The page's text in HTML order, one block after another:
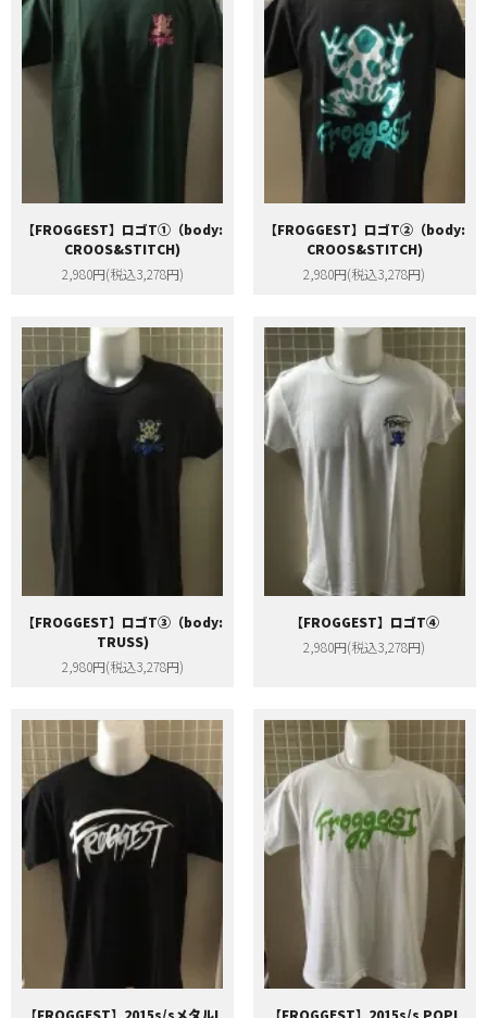
【FROGGEST】ロゴT①（body:
CROOS&STITCH)
2,980円(税込3,278円)
【FROGGEST】ロゴT②（body:
CROOS&STITCH)
2,980円(税込3,278円)
【FROGGEST】ロゴT③（body:
TRUSS)
2,980円(税込3,278円)
【FROGGEST】ロゴT④
2,980円(税込3,278円)